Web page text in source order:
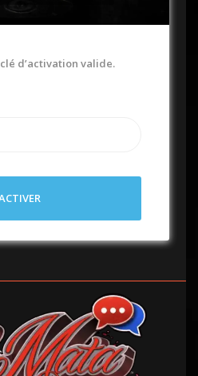
d’activation valide.